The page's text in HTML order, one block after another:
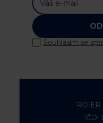
Souhlasím se
ROIER
IČO: